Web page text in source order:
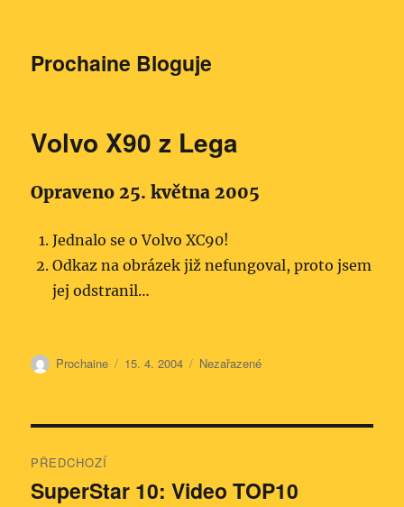
Prochaine Bloguje
Volvo X90 z Lega
Opraveno 25. května 2005
Jednalo se o Volvo XC90!
Odkaz na obrázek již nefungoval, proto jsem
jej odstranil…
Autor:
Prochaine Publikováno:
15. 4. 2004 Rubriky:
Nezařazené
pro
PŘEDCHOZÍ
Předchozí
SuperStar 10: Video TOP10